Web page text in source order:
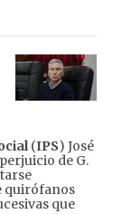
(IPS) José
de G.
quirófanos
que